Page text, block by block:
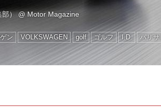
部）@Motor Magazine
ン VOLKSWAGEN golf ゴルフ I.D.
パリサ